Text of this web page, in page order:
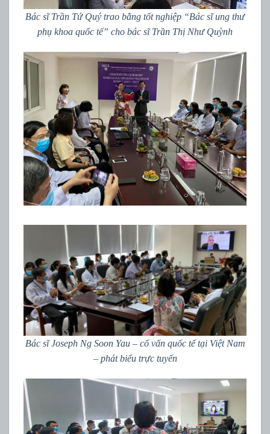
Bác sĩ Trần Tứ Quý trao bằng tốt nghiệp “Bác sĩ ung thư
phụ khoa quốc tế” cho bác sĩ Trần Thị Như Quỳnh
Bác sĩ Joseph Ng Soon Yau – cố vấn quốc tế tại Việt Nam
– phát biểu trực tuyến